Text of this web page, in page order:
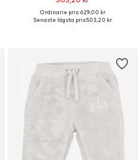
Ordinarie pris: 629,00 kr
Senaste lägsta pris:503,20 kr